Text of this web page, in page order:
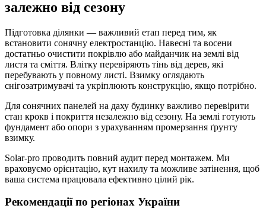
залежно від сезону
Підготовка ділянки — важливий етап перед тим, як
встановити сонячну електростанцію. Навесні та восени
достатньо очистити покрівлю або майданчик на землі від
листя та сміття. Влітку перевіряють тінь від дерев, які
перебувають у повному листі. Взимку оглядають
снігозатримувачі та укріплюють конструкцію, якщо потрібно.
Для сонячних панелей на даху будинку важливо перевірити
стан крокв і покриття незалежно від сезону. На землі готують
фундамент або опори з урахуванням промерзання ґрунту
взимку.
Solar-pro проводить повний аудит перед монтажем. Ми
враховуємо орієнтацію, кут нахилу та можливе затінення, щоб
ваша система працювала ефективно цілий рік.
Рекомендації по регіонах України